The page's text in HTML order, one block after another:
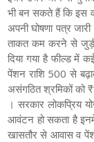
भी बन सकते हैं कि इस
अपनी घोषणा पत्र
ताकत कम करने से
दिया गया है फील्ड में
पेंशन राशि 500 से
असंगठित श्रमिकों को
। सरकार लोकप्रिय
आवंटन हो सकता है इनमें
खासतौर से आवास व